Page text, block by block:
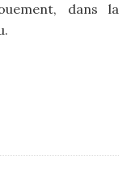
dans la